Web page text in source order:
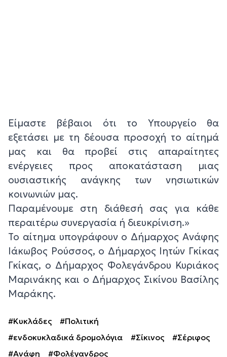
Είμαστε βέβαιοι ότι το Υπουργείο θα
εξετάσει με τη δέουσα προσοχή το αίτημά
μας και θα προβεί στις απαραίτητες
ενέργειες προς αποκατάσταση μιας
ουσιαστικής ανάγκης των νησιωτικών
κοινωνιών μας.
Παραμένουμε στη διάθεσή σας για κάθε
περαιτέρω συνεργασία ή διευκρίνιση.»
Το αίτημα υπογράφουν ο Δήμαρχος Ανάφης
Ιάκωβος Ρούσσος, ο Δήμαρχος Ιητών Γκίκας
Γκίκας, ο Δήμαρχος Φολεγάνδρου Κυριάκος
Μαρινάκης και ο Δήμαρχος Σικίνου Βασίλης
Μαράκης.
#Κυκλάδες
#Πολιτική
#ενδοκυκλαδικά δρομολόγια
#Σίκινος
#Σέριφος
#Ανάφη
#Φολέγανδρος